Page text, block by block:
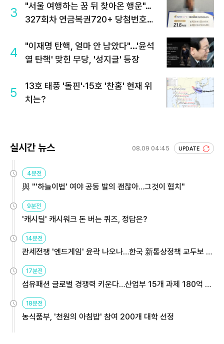
3
"서울 여행하는 꿈 뒤 찾아온 행운"…
327회차 연금복권720+ 당첨번호조
4
"이재명 탄핵, 얼마 안 남았다"...'윤석
열 탄핵' 맞힌 무당, '성지글' 등장
5
13호 태풍 '돌핀'·15호 '찬홈' 현재 위
치는?
실시간 뉴스 08.09 04:45 UPDATE
4분전
與 "'하늘이법' 여야 공동 발의 괜찮아…그것이 협치"
9분전
'캐시딜' 캐시워크 돈 버는 퀴즈, 정답은?
14분전
관세전쟁 '엔드게임' 윤곽 나오나…한국 新통상정책 교두보 활
용해야
17분전
섬유패션 글로벌 경쟁력 키운다…산업부 15개 과제 180억 지
원
18분전
농식품부, '천원의 아침밥' 참여 200개 대학 선정